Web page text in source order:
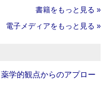
書籍をもっと見る »
電子メディアをもっと見る »
学的観点からのアプロー